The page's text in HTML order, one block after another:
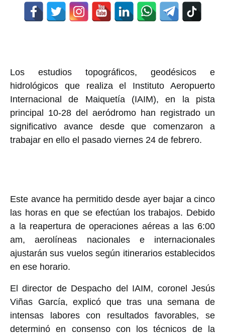
Los estudios topográficos, geodésicos e
hidrológicos que realiza el Instituto Aeropuerto
Internacional de Maiquetía (IAIM), en la pista
principal 10-28 del aeródromo han registrado un
significativo avance desde que comenzaron a
trabajar en ello el pasado viernes 24 de febrero.
Este avance ha permitido desde ayer bajar a cinco
las horas en que se efectúan los trabajos. Debido
a la reapertura de operaciones aéreas a las 6:00
am, aerolíneas nacionales e internacionales
ajustarán sus vuelos según itinerarios establecidos
en ese horario.
El director de Despacho del IAIM, coronel Jesús
Viñas García, explicó que tras una semana de
intensas labores con resultados favorables, se
determinó en consenso con los técnicos de la